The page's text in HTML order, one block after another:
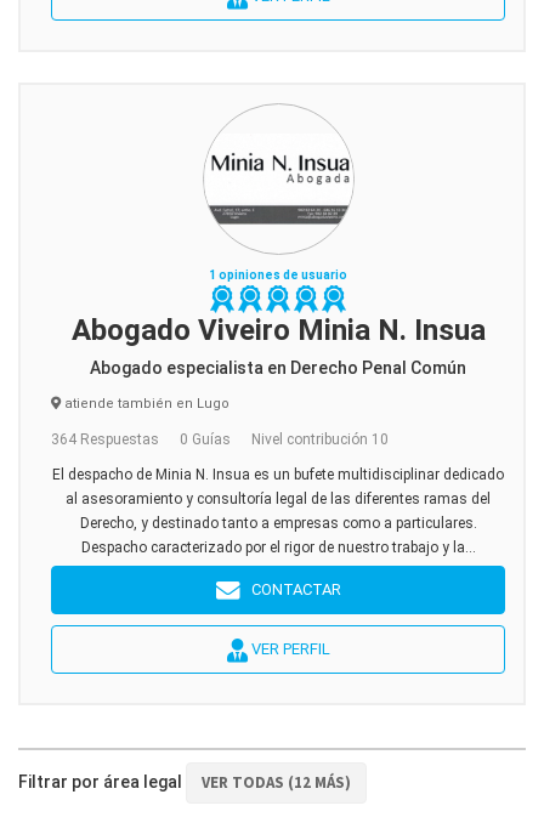
1 opiniones de usuario
Abogado Viveiro Minia N. Insua
Abogado especialista en Derecho Penal Común
atiende también en Lugo
364 Respuestas 0 Guías Nivel contribución 10
El despacho de Minia N. Insua es un bufete multidisciplinar dedicado
al asesoramiento y consultoría legal de las diferentes ramas del
Derecho, y destinado tanto a empresas como a particulares.
Despacho caracterizado por el rigor de nuestro trabajo y la...
CONTACTAR
VER PERFIL
Filtrar por área legal VER TODAS (12 MÁS)